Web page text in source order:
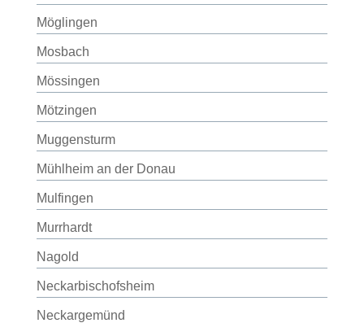
Möglingen
Mosbach
Mössingen
Mötzingen
Muggensturm
Mühlheim an der Donau
Mulfingen
Murrhardt
Nagold
Neckarbischofsheim
Neckargemünd